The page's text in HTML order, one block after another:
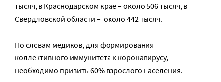
тысяч, в Краснодарском крае – около 506 тысяч, в
Свердловской области – около 442 тысяч.
По словам медиков, для формирования
коллективного иммунитета к коронавирусу,
необходимо привить 60% взрослого населения.